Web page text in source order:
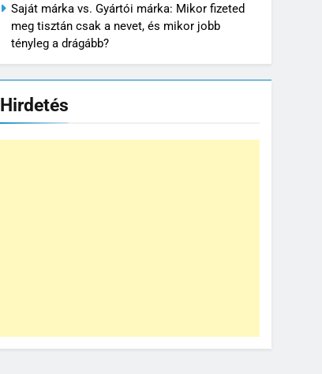
Saját márka vs. Gyártói márka: Mikor fizeted
meg tisztán csak a nevet, és mikor jobb
tényleg a drágább?
Hirdetés